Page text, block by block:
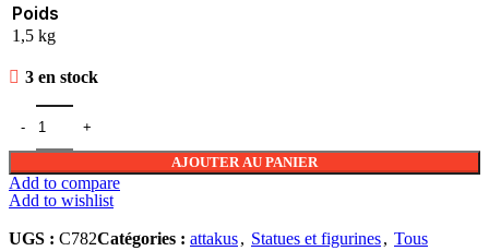
Poids
1,5 kg
3 en stock
quantité de Pack de 3 schfoumpfs n°1
AJOUTER AU PANIER
Add to compare
Add to wishlist
UGS : C782Catégories : attakus, Statues et figurines, Tous